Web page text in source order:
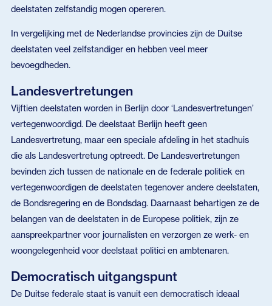
deelstaten zelfstandig mogen opereren.
In vergelijking met de Nederlandse provincies zijn de Duitse
deelstaten veel zelfstandiger en hebben veel meer
bevoegdheden.
Landesvertretungen
Vijftien deelstaten worden in Berlijn door ‘Landesvertretungen’
vertegenwoordigd. De deelstaat Berlijn heeft geen
Landesvertretung, maar een speciale afdeling in het stadhuis
die als Landesvertretung optreedt. De Landesvertretungen
bevinden zich tussen de nationale en de federale politiek en
vertegenwoordigen de deelstaten tegenover andere deelstaten,
de Bondsregering en de Bondsdag. Daarnaast behartigen ze de
belangen van de deelstaten in de Europese politiek, zijn ze
aanspreekpartner voor journalisten en verzorgen ze werk- en
woongelegenheid voor deelstaat politici en ambtenaren.
Democratisch uitgangspunt
De Duitse federale staat is vanuit een democratisch ideaal